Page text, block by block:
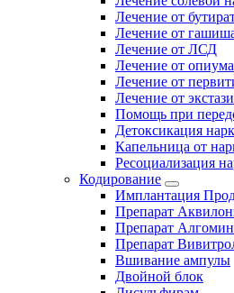
Лечение от
Лечение от
Лечение от ЛСД
Лечение от опиума
Лечение от
Лечение от экстази
Помощь при
Детоксикация
Капельница от
Ресоциализация
Кодирование
Имплантация
Препарат
Препарат
Препарат
Вшивание ампулы
Двойной блок